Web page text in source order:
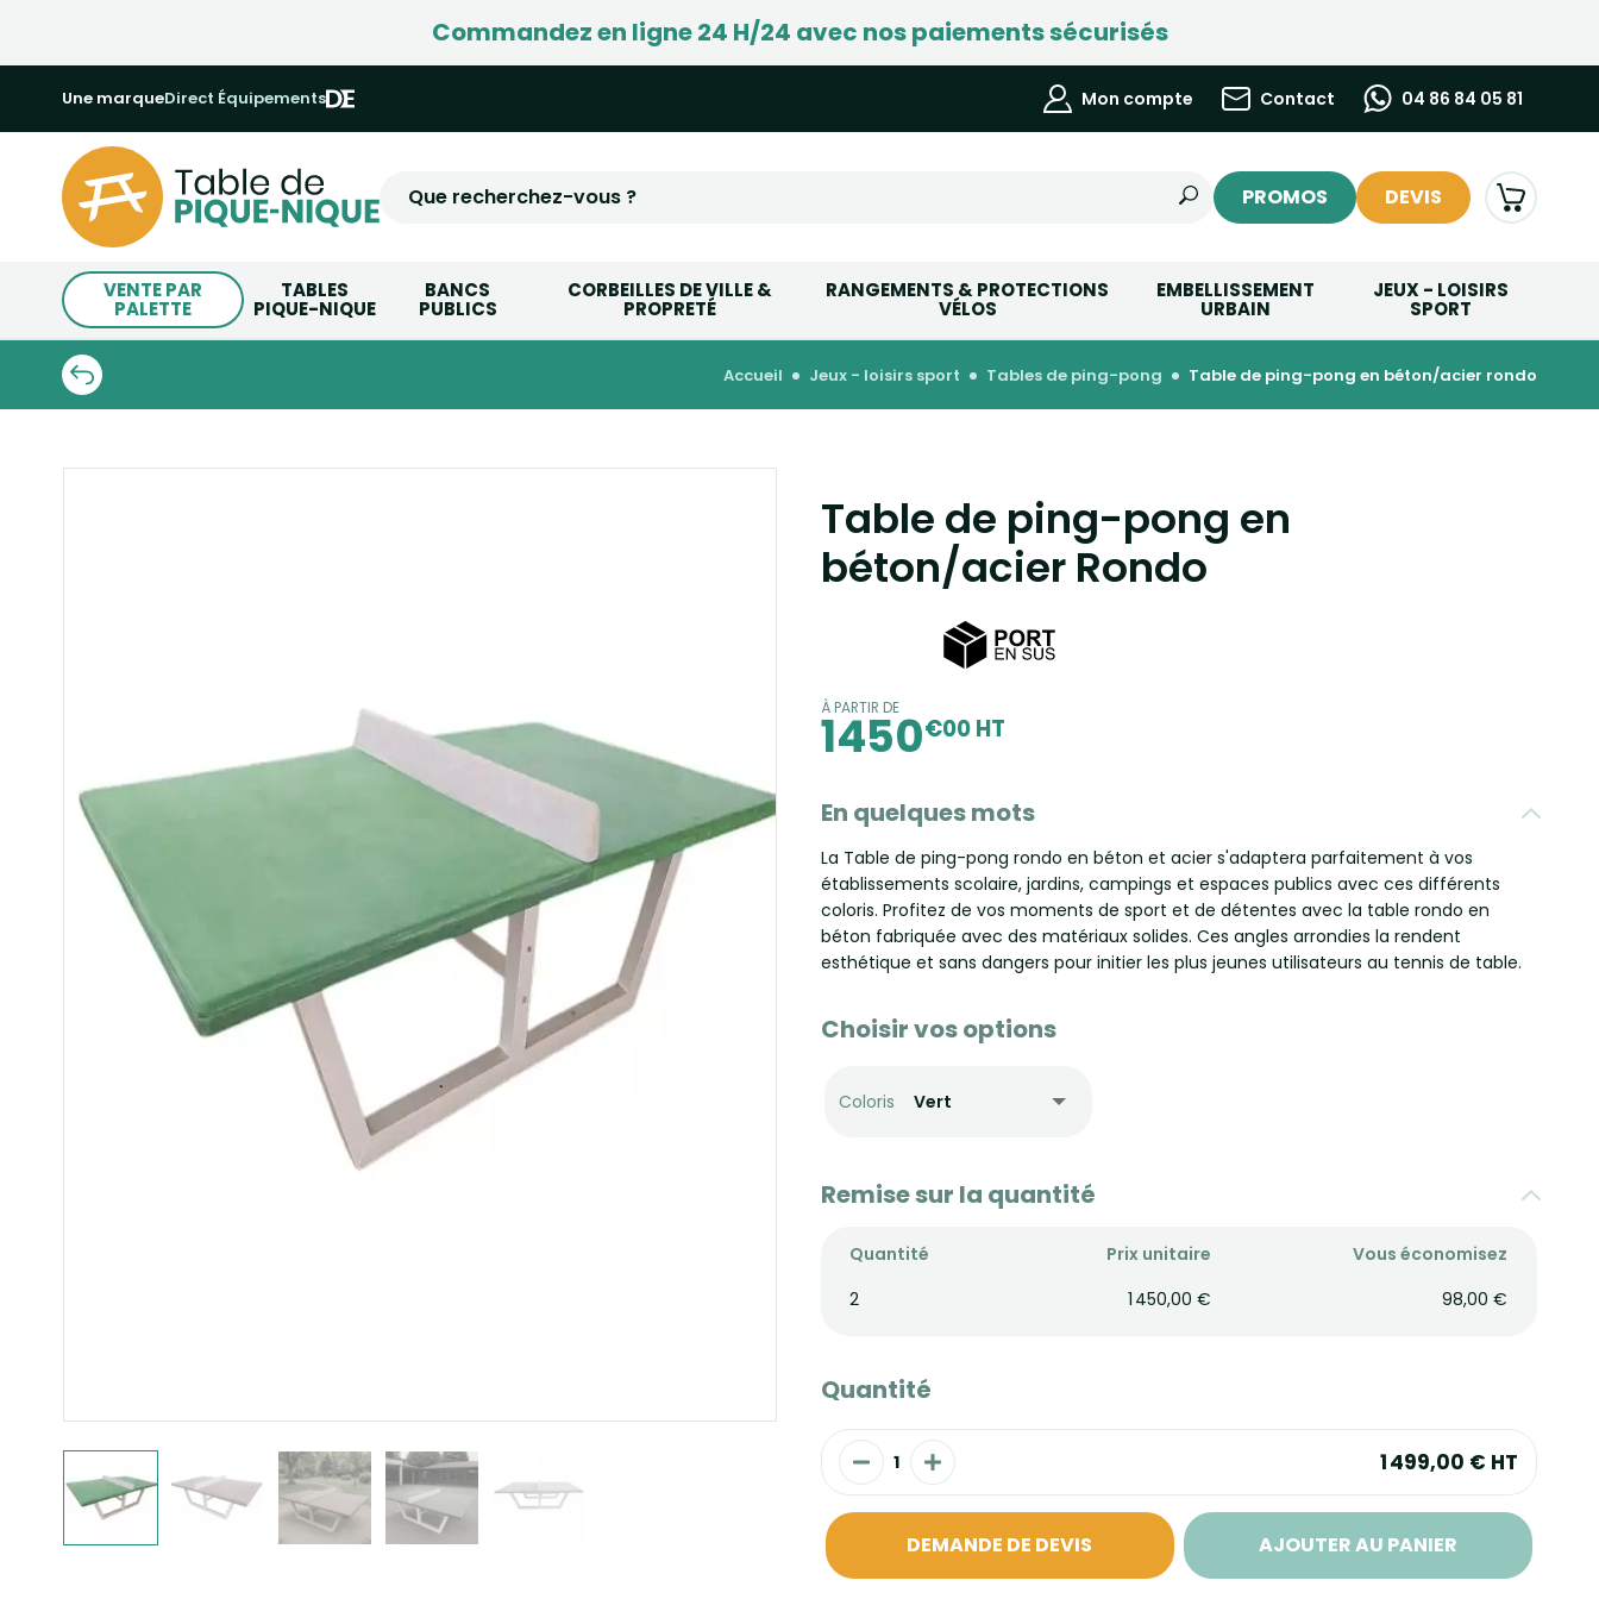
Commandez en ligne 24 H/24 avec nos paiements sécurisés
Une marqueDirect Équipements Mon compte Contact 04 86 84 05 81
PROMOS DEVIS
VENTE PAR
PALETTE
TABLES
PIQUE-NIQUE
BANCS
PUBLICS
CORBEILLES DE VILLE &
PROPRETÉ
RANGEMENTS & PROTECTIONS
VÉLOS
EMBELLISSEMENT
URBAIN
JEUX - LOISIRS
SPORT
accueil jeux - loisirs sport tables de ping-pong table de ping-pong en béton/acier rondo
Table de ping-pong en
béton/acier Rondo
À PARTIR DE
1450€00 HT
En quelques mots
La Table de ping-pong rondo en béton et acier s'adaptera parfaitement à vos
établissements scolaire, jardins, campings et espaces publics avec ces différents
coloris. Profitez de vos moments de sport et de détentes avec la table rondo en
béton fabriquée avec des matériaux solides. Ces angles arrondies la rendent
esthétique et sans dangers pour initier les plus jeunes utilisateurs au tennis de table.
Choisir vos options
Coloris
Remise sur la quantité
Quantité Prix unitaire
Vous économisez
2
1 450,00 € 98,00 €
Quantité
1 499,00 € HT
DEMANDE DE DEVIS AJOUTER AU PANIER